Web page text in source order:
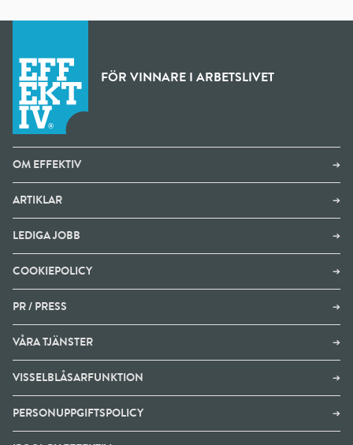
FÖR VINNARE I ARBETSLIVET
OM EFFEKTIV ➔
ARTIKLAR ➔
LEDIGA JOBB ➔
COOKIEPOLICY ➔
PR / PRESS ➔
VÅRA TJÄNSTER ➔
VISSELBLÅSARFUNKTION ➔
PERSONUPPGIFTSPOLICY ➔